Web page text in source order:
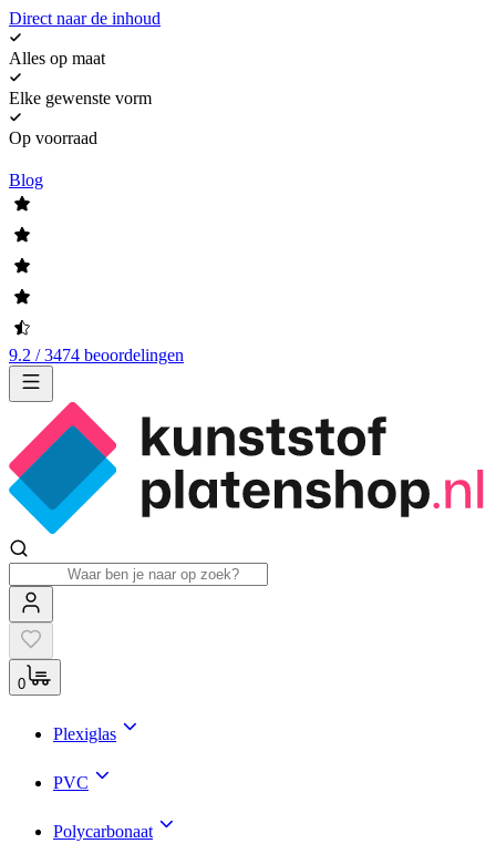
Direct naar de inhoud
Alles op maat
Elke gewenste vorm
Op voorraad
Blog
9.2 / 3474 beoordelingen
0
Plexiglas
PVC
Polycarbonaat